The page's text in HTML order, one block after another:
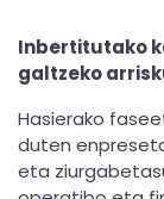
Inbertitutako
galtzeko
Hasierako
duten
eta